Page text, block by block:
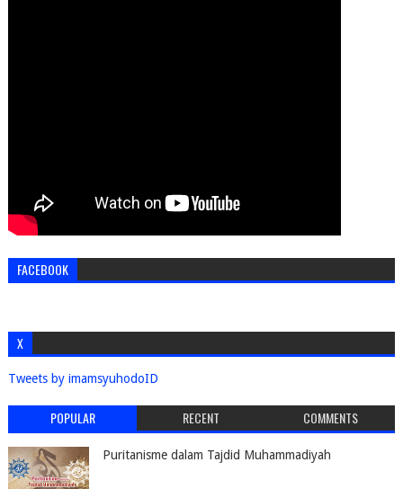
FACEBOOK
X
Tweets by imamsyuhodoID
POPULAR RECENT COMMENTS
Puritanisme dalam Tajdid Muhammadiyah